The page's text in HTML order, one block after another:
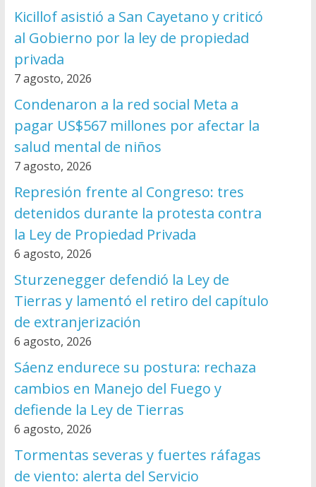
Kicillof asistió a San Cayetano y criticó
al Gobierno por la ley de propiedad
privada
7 agosto, 2026
Condenaron a la red social Meta a
pagar US$567 millones por afectar la
salud mental de niños
7 agosto, 2026
Represión frente al Congreso: tres
detenidos durante la protesta contra
la Ley de Propiedad Privada
6 agosto, 2026
Sturzenegger defendió la Ley de
Tierras y lamentó el retiro del capítulo
de extranjerización
6 agosto, 2026
Sáenz endurece su postura: rechaza
cambios en Manejo del Fuego y
defiende la Ley de Tierras
6 agosto, 2026
Tormentas severas y fuertes ráfagas
de viento: alerta del Servicio